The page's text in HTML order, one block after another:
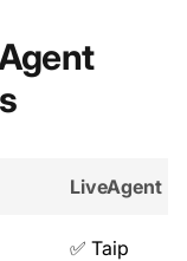
LiveAgent
✅ Taip